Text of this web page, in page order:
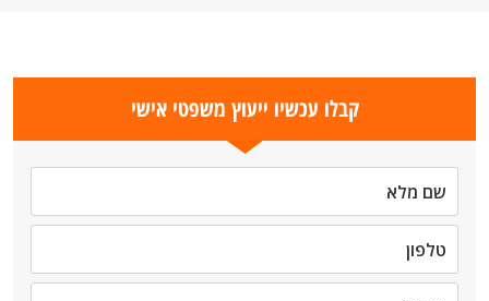
קבלו עכשיו ייעוץ משפטי אישי